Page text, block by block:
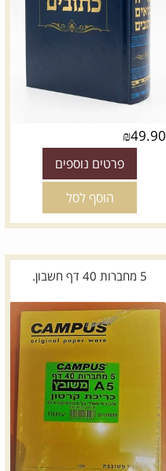
₪49.90
פרטים נוספים
הוסף לסל
5 מחברות 40 דף חשבון.